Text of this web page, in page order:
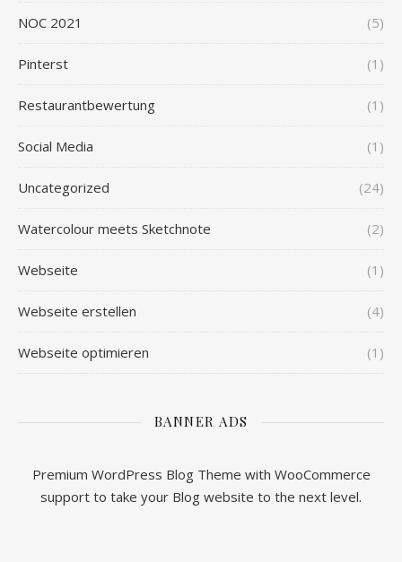
NOC 2021 (5)
Pinterst (1)
Restaurantbewertung (1)
Social Media (1)
Uncategorized (24)
Watercolour meets Sketchnote (2)
Webseite (1)
Webseite erstellen (4)
Webseite optimieren (1)
BANNER ADS
Premium WordPress Blog Theme with WooCommerce
support to take your Blog website to the next level.